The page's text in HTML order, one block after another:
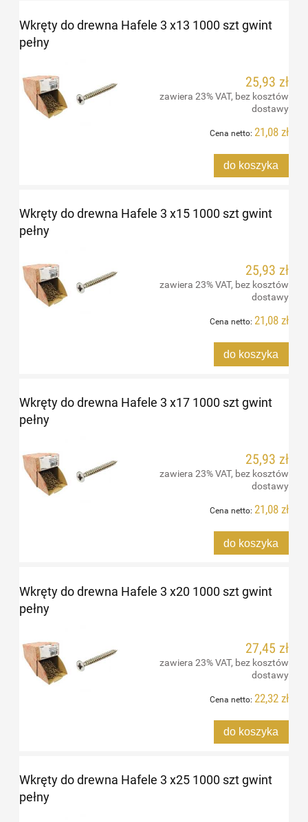
Wkręty do drewna Hafele 3 x13 1000 szt gwint
pełny
25,93 zł
zawiera 23% VAT, bez kosztów
dostawy
Cena netto: 21,08 zł
do koszyka
Wkręty do drewna Hafele 3 x15 1000 szt gwint
pełny
25,93 zł
zawiera 23% VAT, bez kosztów
dostawy
Cena netto: 21,08 zł
do koszyka
Wkręty do drewna Hafele 3 x17 1000 szt gwint
pełny
25,93 zł
zawiera 23% VAT, bez kosztów
dostawy
Cena netto: 21,08 zł
do koszyka
Wkręty do drewna Hafele 3 x20 1000 szt gwint
pełny
27,45 zł
zawiera 23% VAT, bez kosztów
dostawy
Cena netto: 22,32 zł
do koszyka
Wkręty do drewna Hafele 3 x25 1000 szt gwint
pełny